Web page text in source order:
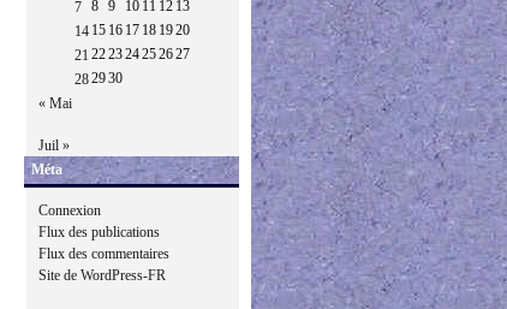
7
8 9 10 11 12 13
14 15 16 17 18 1920
21 222324252627
282930
« Mai
Juil »
Méta
Connexion
Flux des publications
Flux des commentaires
Site de WordPress-FR